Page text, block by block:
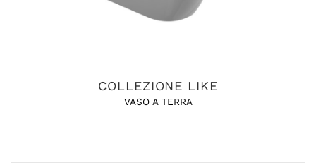
COLLEZIONE LIKE
VASO A TERRA